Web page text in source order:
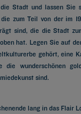
Stadt und lassen Sie
zum Teil von der im
sind, die die Stadt
hat. Legen Sie auf
gehört, eine
die wunderschönen
sind.
lang in das Flair